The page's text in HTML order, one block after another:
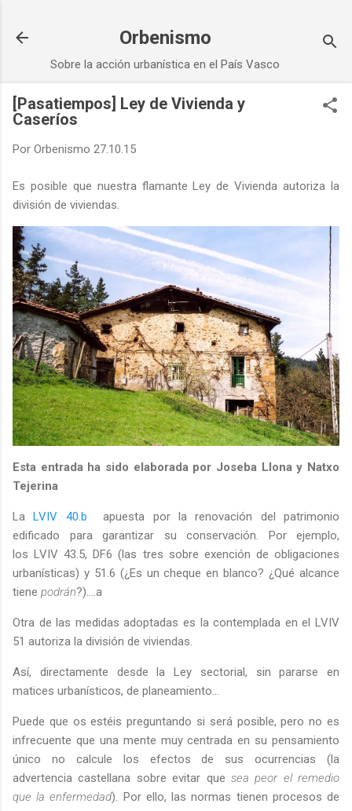
Orbenismo
Sobre la acción urbanística en el País Vasco
[Pasatiempos] Ley de Vivienda y
Caseríos
Por Orbenismo 27.10.15
Es posible que nuestra flamante Ley de Vivienda autoriza la
división de viviendas.
Esta entrada ha sido elaborada por Joseba Llona y Natxo
Tejerina
LaLVIV 40.b apuesta por la renovación del patrimonio
edificado para garantizar su conservación. Por ejemplo,
los LVIV 43.5, DF6 (las tres sobre exención de obligaciones
urbanísticas) y 51.6 (¿Es un cheque en blanco? ¿Qué alcance
tiene podrán?)….a
Otra de las medidas adoptadas es la contemplada en el LVIV
51 autoriza la división de viviendas.
Así, directamente desde la Ley sectorial, sin pararse en
matices urbanísticos, de planeamiento…
Puede que os estéis preguntando si será posible, pero no es
infrecuente que una mente muy centrada en su pensamiento
único no calcule los efectos de sus ocurrencias (la
advertencia castellana sobre evitar que sea peor el remedio
que la enfermedad). Por ello, las normas tienen procesos de